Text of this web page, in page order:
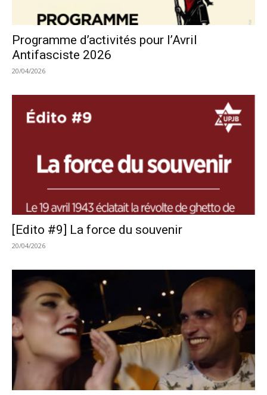
Programme d’activités pour l’Avril
Antifasciste 2026
20/04/2026
[Edito #9] La force du souvenir
20/04/2026